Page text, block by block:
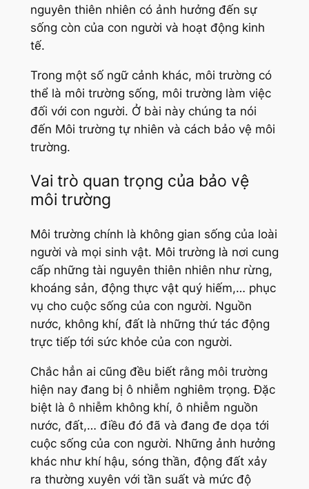
nguyên thiên nhiên có ảnh hưởng đến sự
sống còn của con người và hoạt động kinh
tế.
Trong một số ngữ cảnh khác, môi trường có
thể là môi trường sống, môi trường làm việc
đối với con người. Ở bài này chúng ta nói
đến Môi trường tự nhiên và cách bảo vệ môi
trường.
Vai trò quan trọng của bảo vệ
môi trường
Môi trường chính là không gian sống của loài
người và mọi sinh vật. Môi trường là nơi cung
cấp những tài nguyên thiên nhiên như rừng,
khoáng sản, động thực vật quý hiếm,… phục
vụ cho cuộc sống của con người. Nguồn
nước, không khí, đất là những thứ tác động
trực tiếp tới sức khỏe của con người.
Chắc hẳn ai cũng đều biết rằng môi trường
hiện nay đang bị ô nhiễm nghiêm trọng. Đặc
biệt là ô nhiễm không khí, ô nhiễm nguồn
nước, đất,… điều đó đã và đang đe dọa tới
cuộc sống của con người. Những ảnh hưởng
khác như khí hậu, sóng thần, động đất xảy
ra thường xuyên với tần suất và mức độ